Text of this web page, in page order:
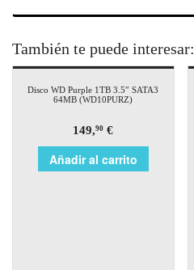
También te puede interesar:
Disco WD Purple 1TB 3.5″ SATA3
64MB (WD10PURZ)
149,90 €
Añadir al carrito